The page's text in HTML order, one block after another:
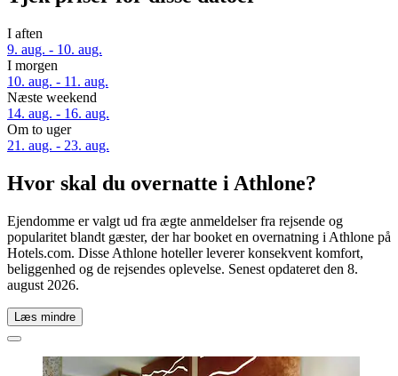
I aften
9. aug. - 10. aug.
I morgen
10. aug. - 11. aug.
Næste weekend
14. aug. - 16. aug.
Om to uger
21. aug. - 23. aug.
Hvor skal du overnatte i Athlone?
Ejendomme er valgt ud fra ægte anmeldelser fra rejsende og
popularitet blandt gæster, der har booket en overnatning i Athlone på
Hotels.com. Disse Athlone hoteller leverer konsekvent komfort,
beliggenhed og de rejsendes oplevelse. Senest opdateret den 8.
august 2026.
Læs mindre